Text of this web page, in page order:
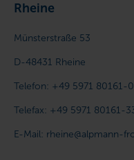
Rheine
Münsterstraße 53
D-48431 Rheine
Telefon: +49 5971 80161-0
Telefax: +49 5971 80161-
E-Mail: rheine@alpmann-